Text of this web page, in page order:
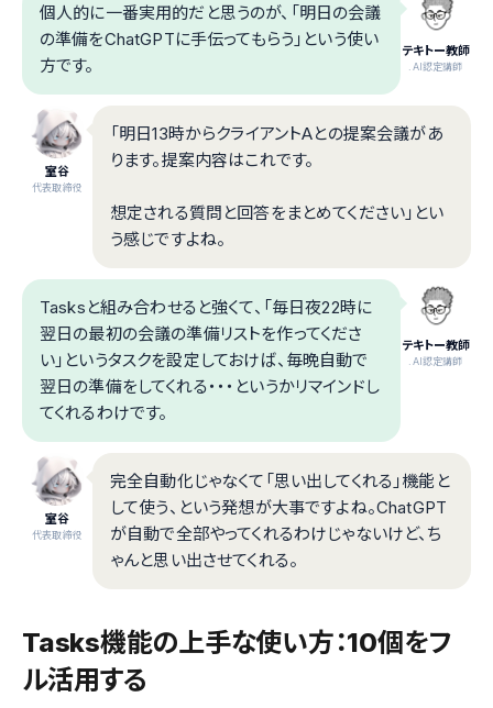
テキトー教師
.AI認定講師
個人的に一番実用的だと思うのが、「明日の会議
の準備をChatGPTに手伝ってもらう」という使い
方です。
室谷
代表取締役
「明日13時からクライアントAとの提案会議があ
ります。提案内容はこれです。
想定される質問と回答をまとめてください」とい
う感じですよね。
テキトー教師
.AI認定講師
Tasksと組み合わせると強くて、「毎日夜22時に
翌日の最初の会議の準備リストを作ってくださ
い」というタスクを設定しておけば、毎晩自動で
翌日の準備をしてくれる・・・というかリマインドし
てくれるわけです。
室谷
代表取締役
完全自動化じゃなくて「思い出してくれる」機能と
して使う、という発想が大事ですよね。ChatGPT
が自動で全部やってくれるわけじゃないけど、ち
ゃんと思い出させてくれる。
Tasks機能の上手な使い方：10個をフ
ル活用する